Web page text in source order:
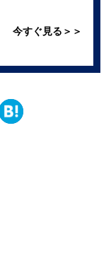
今すぐ見る＞＞